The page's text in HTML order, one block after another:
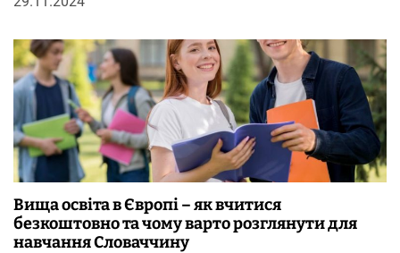
Вища освіта в Європі – як вчитися
безкоштовно та чому варто розглянути для
навчання Словаччину